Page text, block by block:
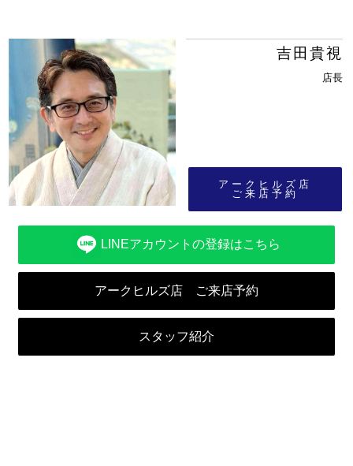
吉田貴視
店長
アークヒルズ店
ご来店予約
LINEアカウントの登録はこちら
アークヒルズ店 ご来店予約
スタッフ紹介